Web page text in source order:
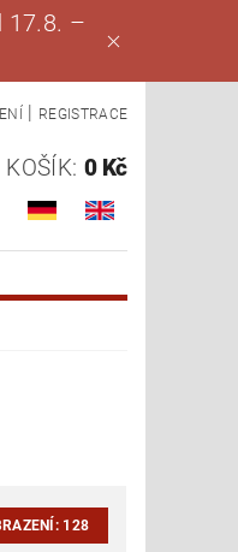
17.8. –
REGISTRACE
KOŠÍK: 0 Kč
128